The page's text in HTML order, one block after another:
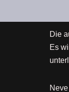
Die
Es
Neve